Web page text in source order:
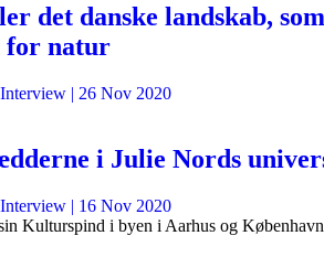
det danske landskab, som
for natur
| 26 Nov 2020
i Julie Nords
| 16 Nov 2020
Kulturspind i byen i Aarhus og København